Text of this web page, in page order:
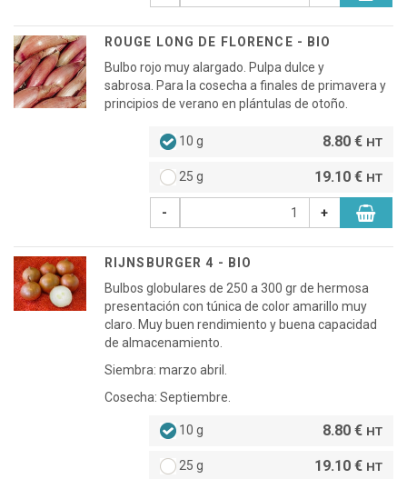
ROUGE LONG DE FLORENCE - BIO
Bulbo rojo muy alargado. Pulpa dulce y
sabrosa. Para la cosecha a finales de primavera y
principios de verano en plántulas de otoño.
10 g 8.80 € HT
25 g 19.10 € HT
- +
RIJNSBURGER 4 - BIO
Bulbos globulares de 250 a 300 gr de hermosa
presentación con túnica de color amarillo muy
claro. Muy buen rendimiento y buena capacidad
de almacenamiento.
Siembra: marzo abril.
Cosecha: Septiembre.
10 g 8.80 € HT
25 g 19.10 € HT